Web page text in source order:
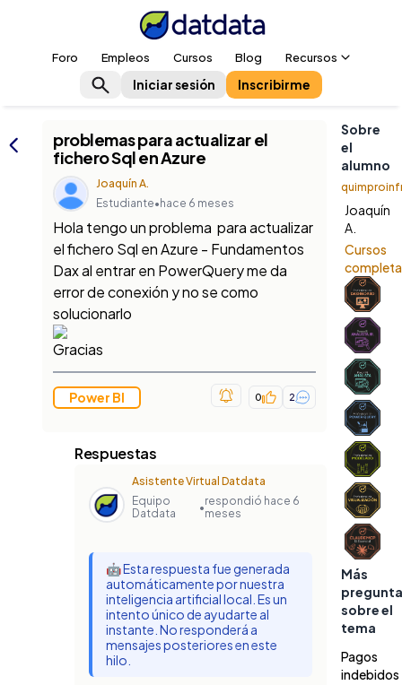
Foro Empleos Cursos Blog Recursos
Iniciar sesión Inscribirme
problemas para actualizar el
fichero Sql en Azure
Joaquín A.
Estudiante• hace 6 meses
Hola tengo un problema para actualizar
el fichero Sql en Azure - Fundamentos
Dax al entrar en PowerQuery me da
error de conexión y no se como
solucionarlo
Gracias
Power BI 0 2
Respuestas
Asistente Virtual Datdata
Equipo
Datdata
•respondió hace 6
meses
🤖 Esta respuesta fue generada
automáticamente por nuestra
inteligencia artificial local. Es un
intento único de ayudarte al
instante. No responderá a
mensajes posteriores en este
hilo.
Sobre
el
alumno
Joaquín
A.
Cursos
Más
sobre el
tema
Pagos
indebidos